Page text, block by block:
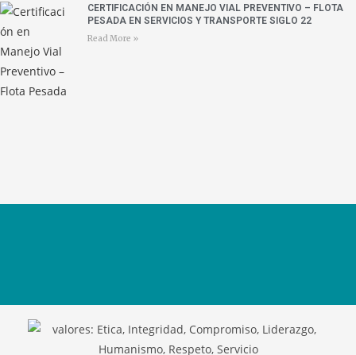
CERTIFICACIÓN EN MANEJO VIAL PREVENTIVO – FLOTA
PESADA EN SERVICIOS Y TRANSPORTE SIGLO 22
Read More »